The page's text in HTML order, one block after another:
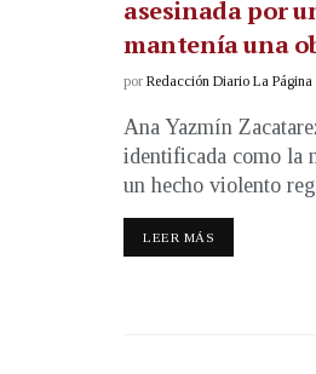
asesinada por
mantenía una
por Redacción Diario La Página
Ana Yazmín
identificada como la
un hecho violento
LEER MÁS